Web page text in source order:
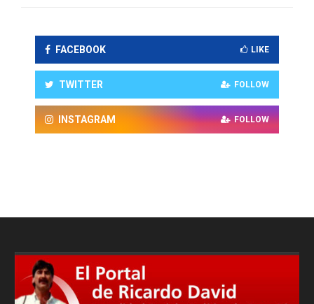
FACEBOOK LIKE
TWITTER FOLLOW
INSTAGRAM FOLLOW